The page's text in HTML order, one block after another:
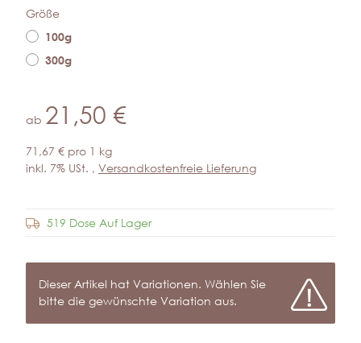
Größe
100g
300g
ab 21,50 €
71,67 € pro 1 kg
inkl. 7% USt. , Versandkostenfreie Lieferung
519 Dose Auf Lager
x
Dieser Artikel hat Variationen. Wählen Sie
bitte die gewünschte Variation aus.